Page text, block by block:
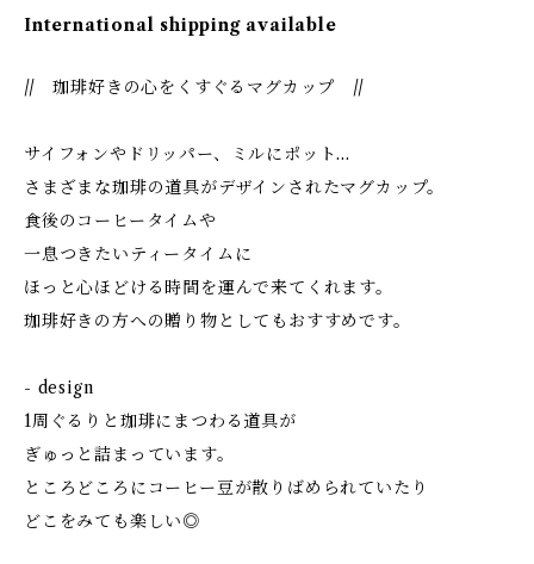
International shipping available
// 珈琲好きの心をくすぐるマグカップ //
サイフォンやドリッパー、ミルにポット...
さまざまな珈琲の道具がデザインされたマグカップ。
食後のコーヒータイムや
一息つきたいティータイムに
ほっと心ほどける時間を運んで来てくれます。
珈琲好きの方への贈り物としてもおすすめです。
- design
1周ぐるりと珈琲にまつわる道具が
ぎゅっと詰まっています。
ところどころにコーヒー豆が散りばめられていたり
どこをみても楽しい◎